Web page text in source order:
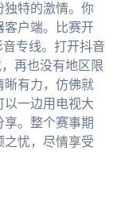
独特的激情。你
客户端。比赛开
专线。打开抖音
再也没有地区限
晰有力，仿佛就
以一边用电视大
。整个赛事期
之忧，尽情享受